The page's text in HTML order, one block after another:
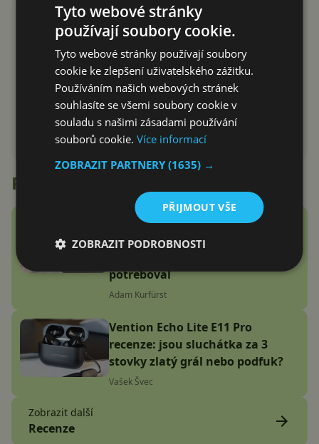
Recenze
Google Fitbit Air recenze:
Náramek bez displeje je přesně
potřeboval
Adam Kurfürst
Vention Echo Lite E11 Pro
recenze: jsou sluchátka za 3
stovky zlatý grál nebo podfuk?
Vašek Švec
Zobrazit další
Recenze
Tyto webové stránky
používají soubory cookie.
Tyto webové stránky používají soubory
cookie ke zlepšení uživatelského zážitku.
Používáním našich webových stránek
souhlasíte se všemi soubory cookie v
souladu s našimi zásadami používání
souborů cookie.Více informací
ZOBRAZIT PARTNERY(1635) →
PŘIJMOUT VŠE
ZOBRAZIT PODROBNOSTI